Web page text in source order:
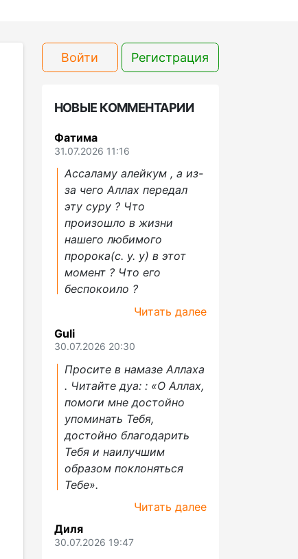
Войти Регистрация
НОВЫЕ КОММЕНТАРИИ
Фатима
31.07.2026 11:16
Ассаламу алейкум , а из-
за чего Аллах передал
эту суру ? Что
произошло в жизни
нашего любимого
пророка(с. у. у) в этот
момент ? Что его
беспокоило ?
Читать далее
Guli
30.07.2026 20:30
Просите в намазе Аллаха
. Читайте дуа: : «О Аллах,
помоги мне достойно
упоминать Тебя,
достойно благодарить
Тебя и наилучшим
образом поклоняться
Тебе».
Читать далее
Диля
30.07.2026 19:47